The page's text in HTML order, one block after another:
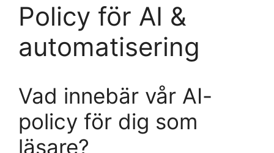
Policy för AI &
automatisering
Vad innebär vår AI-
policy för dig som
läsare?